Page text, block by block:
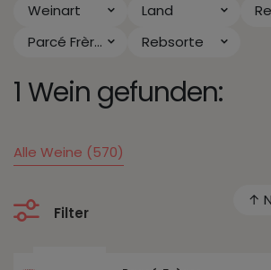
Weinart Land
Parcé Frères
Rebsorte
1 Wein gefunden:
Alle Weine (570)
Filter
↑